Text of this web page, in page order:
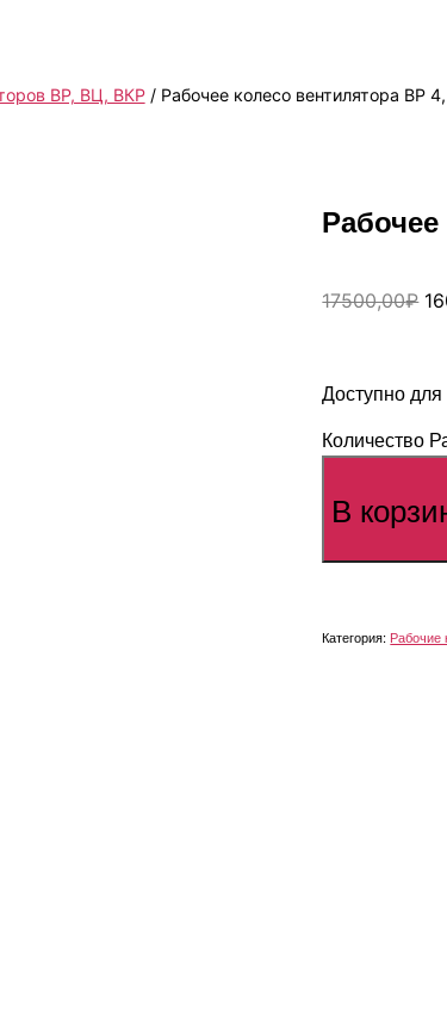
ВР, ВЦ, ВКР/ Рабочее колесо вентилятора ВР 4,
17500,00₽
Доступно для
Количество
В
Категория: Рабочие